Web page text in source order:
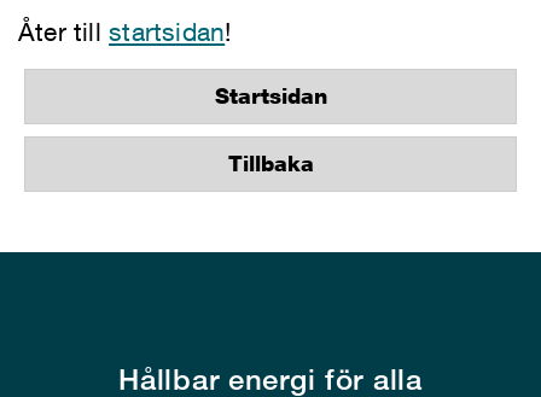
Åter tillstartsidan!
Startsidan
Tillbaka
Hållbar energi för alla